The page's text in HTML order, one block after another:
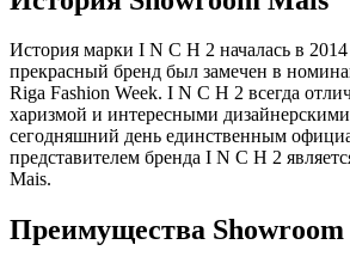
История марки I N C H 2 началась в
прекрасный бренд был замечен в
Riga Fashion Week. I N C H 2 всегда
харизмой и интересными
сегодняшний день единственным
представителем бренда I N C H 2
Mais.
Преимущества